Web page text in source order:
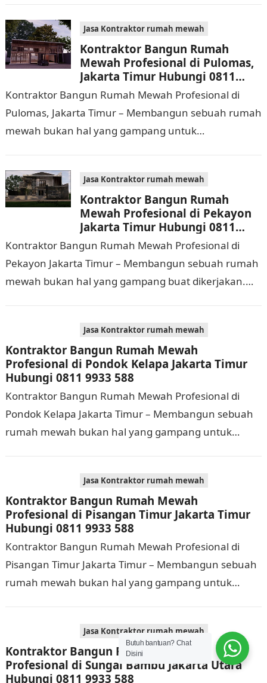
Jasa Kontraktor rumah mewah
Kontraktor Bangun Rumah
Mewah Profesional di Pulomas,
Jakarta Timur Hubungi 0811
9933 588
Kontraktor Bangun Rumah Mewah Profesional di
Pulomas, Jakarta Timur – Membangun sebuah rumah
mewah bukan hal yang gampang untuk
Jasa Kontraktor rumah mewah
Kontraktor Bangun Rumah
Mewah Profesional di Pekayon
Jakarta Timur Hubungi 0811
9933 588
Kontraktor Bangun Rumah Mewah Profesional di
Pekayon Jakarta Timur – Membangun sebuah rumah
mewah bukan hal yang gampang buat dikerjakan.
Jasa Kontraktor rumah mewah
Kontraktor Bangun Rumah Mewah
Profesional di Pondok Kelapa Jakarta Timur
Hubungi 0811 9933 588
Kontraktor Bangun Rumah Mewah Profesional di
Pondok Kelapa Jakarta Timur – Membangun sebuah
rumah mewah bukan hal yang gampang untuk
Jasa Kontraktor rumah mewah
Kontraktor Bangun Rumah Mewah
Profesional di Pisangan Timur Jakarta Timur
Hubungi 0811 9933 588
Kontraktor Bangun Rumah Mewah Profesional di
Pisangan Timur Jakarta Timur – Membangun sebuah
rumah mewah bukan hal yang gampang untuk
Jasa Kontraktor rumah mewah
Kontraktor Bangun Rumah Mewah
Profesional di Sungai Bambu Jakarta Utara
Hubungi 0811 9933 588
Butuh bantuan? Chat
Disini